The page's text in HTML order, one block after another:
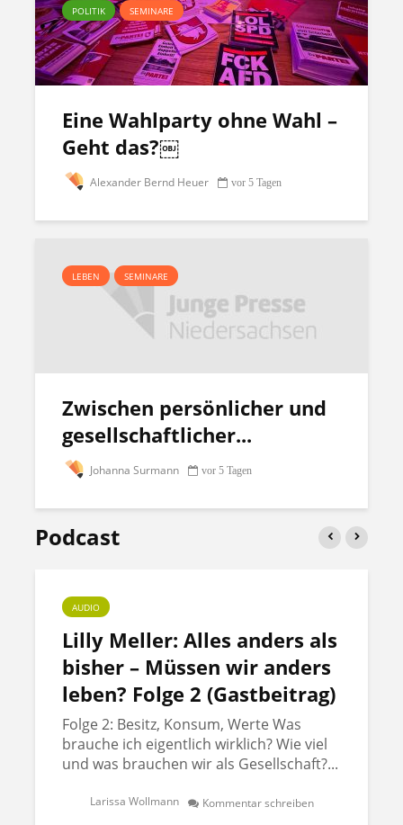
POLITIK
SEMINARE
Eine Wahlparty ohne Wahl –
Geht das?￼
Alexander Bernd Heuer vor 5 Tagen
LEBEN SEMINARE
Zwischen persönlicher und
gesellschaftlicher...
Johanna Surmann vor 5 Tagen
Podcast
AUDIO
Lilly Meller: Alles anders als
bisher – Müssen wir anders
leben? Folge 2 (Gastbeitrag)
Folge 2: Besitz, Konsum, Werte Was
brauche ich eigentlich wirklich? Wie viel
und was brauchen wir als Gesellschaft?...
Larissa Wollmann Kommentar schreiben